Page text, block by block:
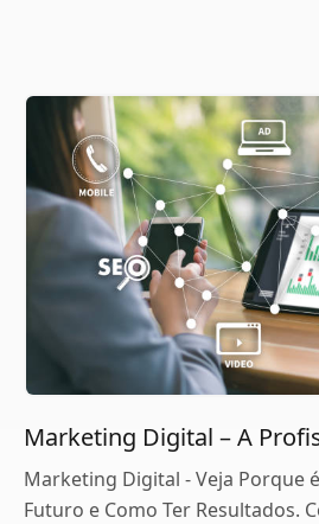
Marketing Digital – A
Marketing Digital - Veja Porque
Futuro e Como Ter Resultados.